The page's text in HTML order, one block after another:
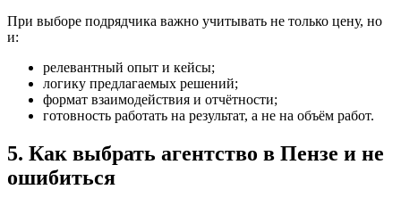
При выборе подрядчика важно учитывать не только цену, но
и:
релевантный опыт и кейсы;
логику предлагаемых решений;
формат взаимодействия и отчётности;
готовность работать на результат, а не на объём работ.
5. Как выбрать агентство в Пензе и не
ошибиться